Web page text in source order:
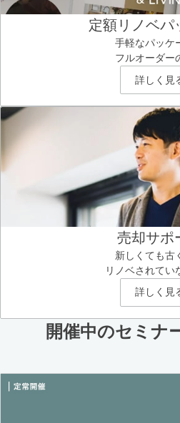
定額リノベパ
手軽なパッケ
フルオーダー
詳しく見
売却サポ
新しくても古
リノベされてい
詳しく見
開催中のセミナ